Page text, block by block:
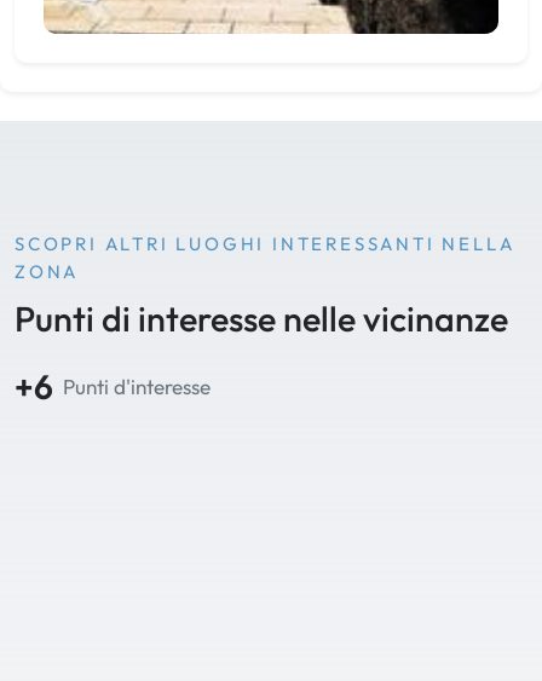
SCOPRI ALTRI LUOGHI INTERESSANTI NELLA
ZONA
Punti di interesse nelle vicinanze
+6 Punti d'interesse